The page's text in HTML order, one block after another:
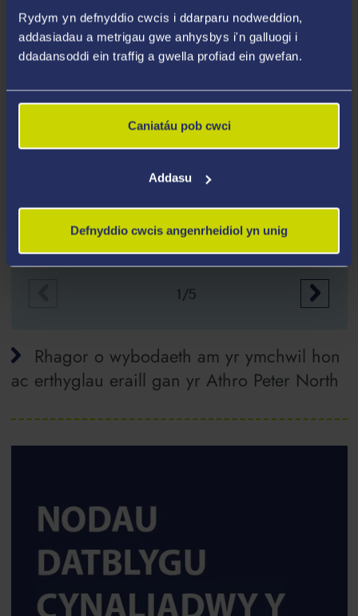
Rydym yn defnyddio cwcis i ddarparu nodweddion,
addasiadau a metrigau gwe anhysbys i'n galluogi i
ddadansoddi ein traffig a gwella profiad ein gwefan.
Caniatáu pob cwci
Addasu
Defnyddio cwcis angenrheidiol yn unig
Partneriaid Ymchwil
Forecasts
1/5
Rhagor o wybodaeth am yr ymchwil hon
ac erthyglau eraill gan yr Athro Peter North